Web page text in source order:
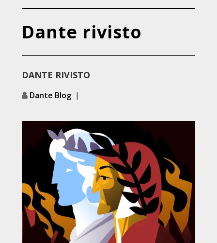
Dante rivisto
DANTE RIVISTO
Dante Blog |